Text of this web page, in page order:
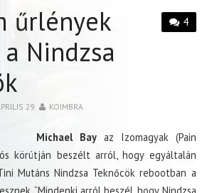
4
űrlények
Nindzsa
29. KOIMBRA
Michael Bayaz Izomagyak (Pain
körútján beszélt arról, hogy egyáltalán
Mutáns Nindzsa Teknőcök rebootban a
“Mindenki arról beszél, hogy Nindzsa